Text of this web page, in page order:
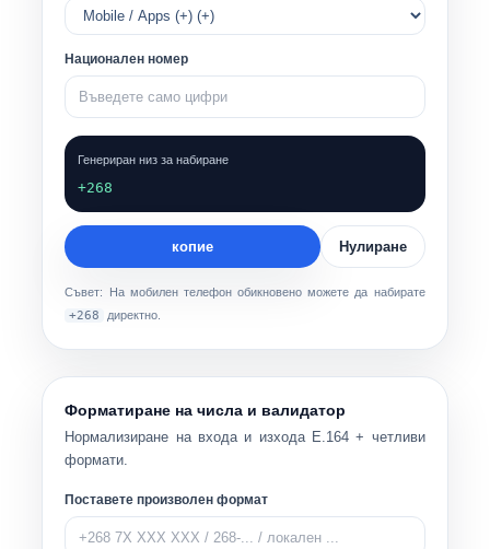
Национален номер
Генериран низ за набиране
+268
копие Нулиране
Съвет: На мобилен телефон обикновено можете да набирате
+268 директно.
Форматиране на числа и валидатор
Нормализиране на входа и изхода E.164 + четливи
формати.
Поставете произволен формат